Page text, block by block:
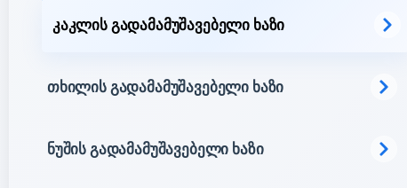
კაკლის გადამამუშავებელი ხაზი
თხილის გადამამუშავებელი ხაზი
ნუშის გადამამუშავებელი ხაზი